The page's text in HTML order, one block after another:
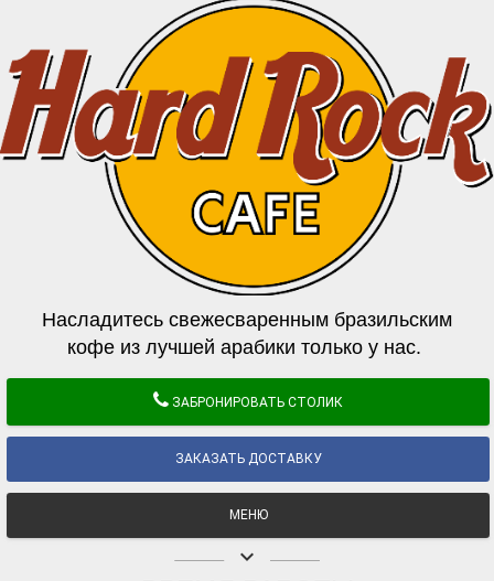
Насладитесь свежесваренным бразильским
кофе из лучшей арабики только у нас.
ЗАБРОНИРОВАТЬ СТОЛИК
ЗАКАЗАТЬ ДОСТАВКУ
МЕНЮ
keyboard_arrow_down